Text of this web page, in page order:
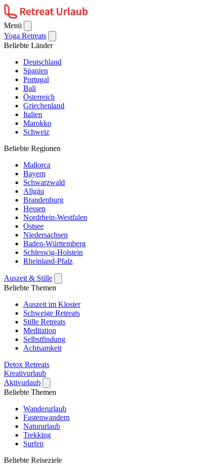
Menü
Yoga Retreats
Beliebte Länder
Deutschland
Spanien
Portugal
Bali
Österreich
Griechenland
Italien
Marokko
Schweiz
Beliebte Regionen
Mallorca
Bayern
Schwarzwald
Allgäu
Brandenburg
Hessen
Nordrhein-Westfalen
Ostsee
Niedersachsen
Baden-Württemberg
Schleswig-Holstein
Rheinland-Pfalz
Auszeit & Stille
Beliebte Themen
Auszeit im Kloster
Schweige Retreats
Stille Retreats
Meditation
Selbstfindung
Achtsamkeit
Detox Retreats
Kreativurlaub
Aktivurlaub
Beliebte Themen
Wanderurlaub
Fastenwandern
Natururlaub
Trekking
Surfen
Beliebte Reiseziele